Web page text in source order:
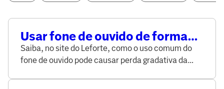
Usar fone de ouvido de forma
incorreta pode causar perda
irreversível da audição
Saiba, no site do Leforte, como o uso comum do
fone de ouvido pode causar perda gradativa da